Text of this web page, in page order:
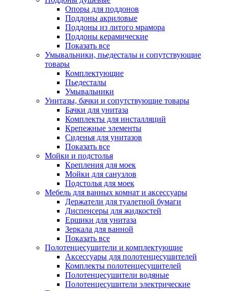
Опоры для поддонов
Поддоны акриловые
Поддоны из литого мрамора
Поддоны керамические
Показать все
Умывальники, пьедесталы и сопутствующие
товары
Комплектующие
Пьедесталы
Умывальники
Унитазы, бачки и сопутствующие товары
Бачки для унитаза
Комплекты для инсталляций
Крепежные элементы
Сиденья для унитазов
Показать все
Мойки и подстолья
Крепления для моек
Мойки для санузлов
Подстолья для моек
Мебель для ванных комнат и аксессуары
Держатели для туалетной бумаги
Диспенсеры для жидкостей
Ершики для унитаза
Зеркала для ванной
Показать все
Полотенцесушители и комплектующие
Аксессуары для полотенцесушителей
Комплекты полотенцесушителей
Полотенцесушители водяные
Полотенцесушители электрические